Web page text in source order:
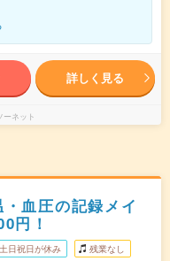
詳しく見る
ーネット
血圧の記録メイ
円！
土日祝日が休み 残業なし